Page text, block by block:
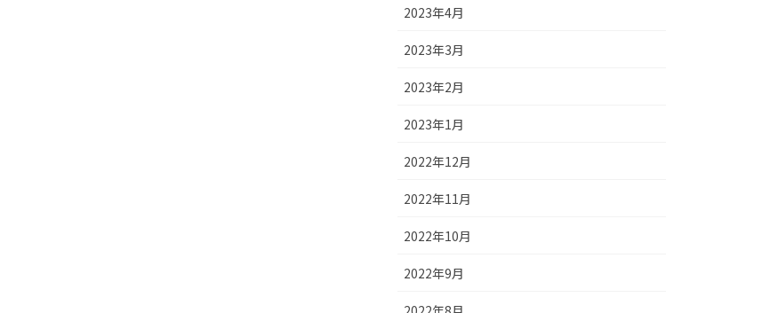
2023年4月
2023年3月
2023年2月
2023年1月
2022年12月
2022年11月
2022年10月
2022年9月